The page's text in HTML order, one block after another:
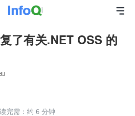
了有关.NET OSS 的
完需：约 6 分钟